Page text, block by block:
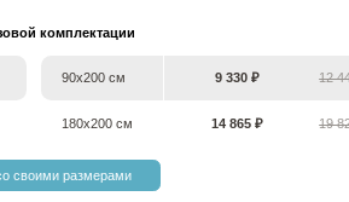
комплектации
90х200 см 9 330 ₽ 12
180х200 см 14 865 ₽ 19
своими размерами